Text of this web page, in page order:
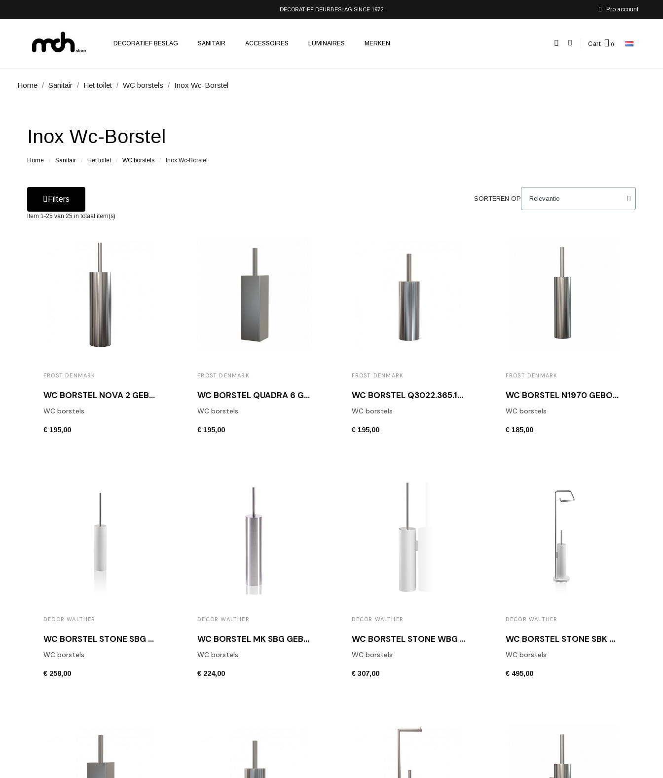
DECORATIEF DEURBESLAG SINCE 1972 Pro account
DECORATIEF BESLAG SANITAIR ACCESSOIRES LUMINAIRES MERKEN Cart
Home Sanitair Het toilet WC borstels Inox Wc-Borstel
Inox Wc-Borstel
Home Sanitair Het toilet WC borstels Inox Wc-Borstel
Filters SORTEREN OP
Item 1-25 van 25 in totaal item(s)
FROST DENMARK
WC BORSTEL NOVA 2 GEBORSTELD RVS
WC borstels
€ 195,00
FROST DENMARK
WC BORSTEL QUADRA 6 GEBORSTELD RVS
WC borstels
€ 195,00
FROST DENMARK
WC BORSTEL Q3022.365.10 GEBORSTELD RVS
WC borstels
€ 195,00
FROST DENMARK
WC BORSTEL N1970 GEBORSTELD RVS
WC borstels
€ 185,00
DECOR WALTHER
WC BORSTEL STONE SBG WIT / GEBORSTELD RVS
WC borstels
€ 258,00
DECOR WALTHER
WC BORSTEL MK SBG GEBORSTELD RVS
WC borstels
€ 224,00
DECOR WALTHER
WC BORSTEL STONE WBG WIT / GEBORSTELD RVS
WC borstels
€ 307,00
DECOR WALTHER
WC BORSTEL STONE SBK WIT / GEBORSTELD RVS
WC borstels
€ 495,00